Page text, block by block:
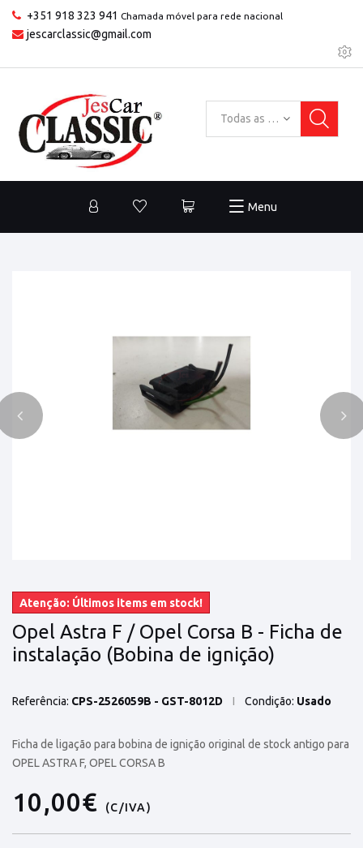
+351 918 323 941 Chamada móvel para rede nacional
jescarclassic@gmail.com
Todas as categorias
Menu
Atenção: Últimos items em stock!
Opel Astra F / Opel Corsa B - Ficha de
instalação (Bobina de ignição)
Referência: CPS-2526059B - GST-8012D Condição: Usado
Ficha de ligação para bobina de ignição original de stock antigo para
OPEL ASTRA F, OPEL CORSA B
10,00€ (C/IVA)